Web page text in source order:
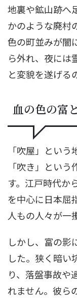
地裏や鉱山跡へ
かのような廃村
色の町並みが闇
ら外れ、夜には
と変貌を遂げる
血の色の富
「吹屋」とい
「吹き」とい
す。江戸時代か
を中心に日本屈
人もの人々が一
しかし、富の影
した。狭く暗い
り、落盤事故や
れません。彼ら